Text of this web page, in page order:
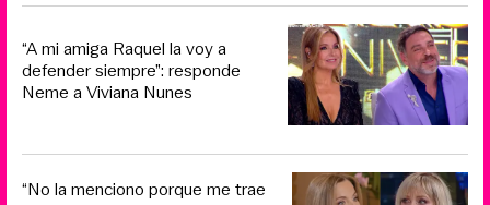
“A mi amiga Raquel la voy a
defender siempre”: responde
Neme a Viviana Nunes
“No la menciono porque me trae